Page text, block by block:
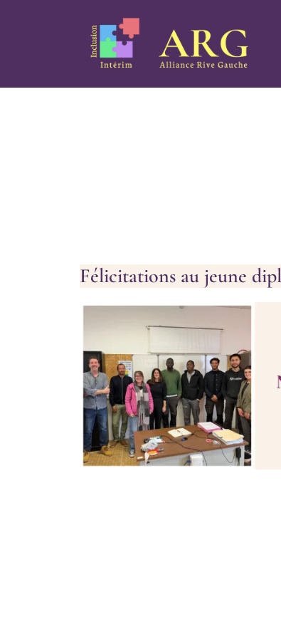
Félicitations au jeune